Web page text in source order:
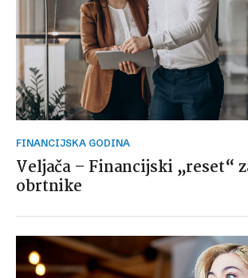
FINANCIJSKA GODINA
Veljača – Financijski „reset“
obrtnike